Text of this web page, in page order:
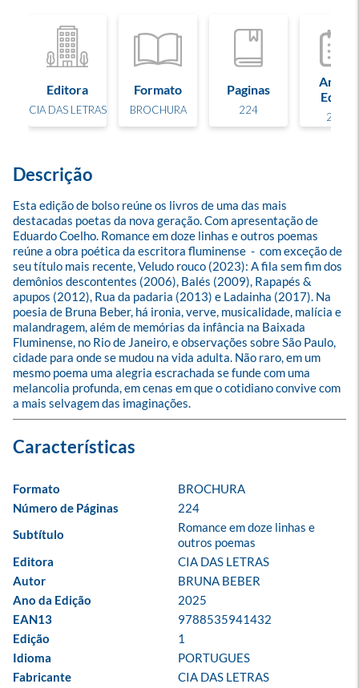
Editora
CIA DAS LETRAS
Formato
BROCHURA
Paginas
224
Ano de
Edição
2025
Descrição
Esta edição de bolso reúne os livros de uma das mais
destacadas poetas da nova geração. Com apresentação de
Eduardo Coelho. Romance em doze linhas e outros poemas
reúne a obra poética da escritora fluminense  -  com exceção de
seu título mais recente, Veludo rouco (2023): A fila sem fim dos
demônios descontentes (2006), Balés (2009), Rapapés &
apupos (2012), Rua da padaria (2013) e Ladainha (2017). Na
poesia de Bruna Beber, há ironia, verve, musicalidade, malícia e
malandragem, além de memórias da infância na Baixada
Fluminense, no Rio de Janeiro, e observações sobre São Paulo,
cidade para onde se mudou na vida adulta. Não raro, em um
mesmo poema uma alegria escrachada se funde com uma
melancolia profunda, em cenas em que o cotidiano convive com
a mais selvagem das imaginações.
Formato
BROCHURA
Número de Páginas
224
Subtítulo
Romance em doze linhas e
outros poemas
Editora
CIA DAS LETRAS
Autor
BRUNA BEBER
Ano da Edição
2025
EAN13
9788535941432
Edição
1
Idioma
PORTUGUES
Fabricante
CIA DAS LETRAS